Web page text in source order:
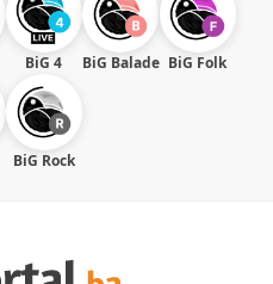
BiG 4 BiG Balade BiG Folk
BiG Rock